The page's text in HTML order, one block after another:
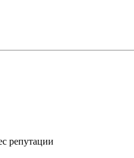
репутации